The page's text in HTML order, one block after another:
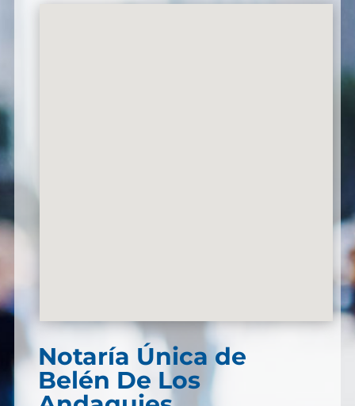
Notaría Única de
Belén De Los